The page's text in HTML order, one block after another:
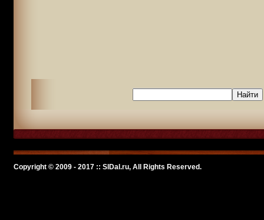
Copyright © 2009 - 2017 :: SlDal.ru, All Rights Reserved.